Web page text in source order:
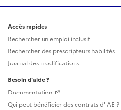
Accès rapides
Rechercher un emploi inclusif
Rechercher des prescripteurs habilités
Journal des modifications
Besoin d'aide ?
Documentation
Qui peut bénéficier des contrats d'IAE ?